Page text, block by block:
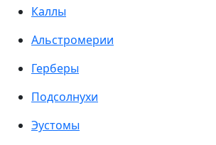
Каллы
Альстромерии
Герберы
Подсолнухи
Эустомы